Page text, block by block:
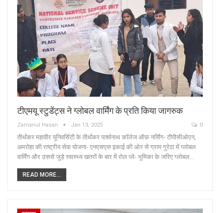
टीएमयू स्टुडेंट्स ने ग्लोबल वार्मिंग के प्रति किया जागरुक
Zamanul Hasan Jan 13, 2025 0
तीर्थंकर महावीर यूनिवर्सिटी के तीर्थंकर पार्श्वनाथ कॉलेज ऑफ़ नर्सिंग- टीपीसीओएन,
अमरोहा की राष्ट्रीय सेवा योजना- एनएसएस इकाई की ओर से ग्राम गुरेठा में ग्लोबल
वार्मिंग और उससे जुड़े स्वास्थ्य खतरों के बार में रोल प्ले- भूमिका के जरिए ग्लोबल…
READ MORE...